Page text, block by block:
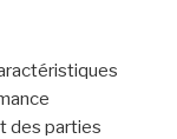
des parties